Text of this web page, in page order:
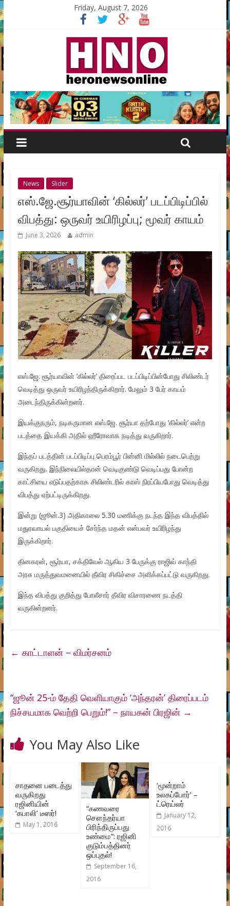
Friday, August 7, 2026
News Slider
எஸ்.ஜே.சூர்யாவின் ‘கில்லர்’ படப்பிடிப்பில்
விபத்து: ஒருவர் உயிரிழப்பு; மூவர் காயம்
June 3, 2026 admin
எஸ்.ஜே. சூர்யாவின் ‘கில்லர்’ திரைப்பட படப்பிடிப்பின்போது சிலிண்டர்
வெடித்து ஒருவர் உயிரிழந்திருக்கிறார். மேலும் 3 பேர் காயம்
அடைந்திருக்கின்றனர்.
இயக்குநரும், நடிகருமான எஸ்.ஜே. சூர்யா தற்போது ‘கில்லர்’ என்ற
படத்தை இயக்கி அதில் ஹீரோவாக நடித்து வருகிறார்.
இந்தப் படத்தின் படப்பிடிப்பு பெரம்பூர் பின்னி மில்லில் நடைபெற்று
வருகிறது. இந்நிலையில்தான் வெடிகுண்டு வெடிப்பது போன்ற
காட்சியை எடுப்பதற்காக சிலிண்டரில் காஸ் நிரப்பியபோது வெடித்து
விபத்து ஏற்பட்டிருக்கிறது.
இன்று (ஜூன்.3) அதிகாலை 5.30 மணிக்கு நடந்த இந்த விபத்தில்
மதுரவாயல் பகுதியைச் சேர்ந்த மதன் என்பவர் உயிரிழந்து
இருக்கிறார்.
தினகரன், சூர்யா, சக்திவேல் ஆகிய 3 பேருக்கு ராஜிவ் காந்தி
அரசு மருத்துவமனையில் தீவிர சிகிச்சை அளிக்கப்பட்டு வருகிறது.
இந்த விபத்து குறித்து போலீசார் தீவிர விசாரணை நடத்தி
வருகின்றனர்.
← காட்டாளன் – விமர்சனம்
“ஜூன் 25-ம் தேதி வெளியாகும் ‘அந்தரன்’ திரைப்படம்
நிச்சயமாக வெற்றி பெறும்!” – நாயகன் பிரஜின் →
You May Also Like
சாதனை படைத்து
வருகிறது
ரஜினியின்
‘கபாலி’ டீஸர்!
May 1, 2016
“கணவரை
சௌந்தர்யா
பிரிந்திருப்பது
உண்மை”: ரஜினி
குடும்பத்தினர்
ஒப்புதல்!
September 16,
2016
‘மூன்றாம்
உலகப்போர்’ –
ட்ரெய்லர்
January 12,
2016